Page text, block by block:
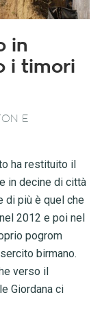
in
i timori
E
ha restituito il
in decine di città
di più è quel che
2012 e poi nel
pogrom
birmano.
verso il
Giordana ci